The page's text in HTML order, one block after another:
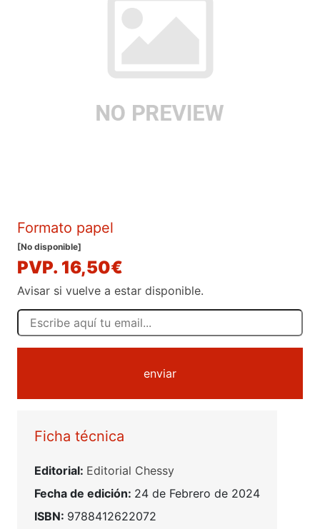
Formato papel
[No disponible]
PVP. 16,50€
Avisar si vuelve a estar disponible.
enviar
Ficha técnica
Editorial: Editorial Chessy
Fecha de edición: 24 de Febrero de 2024
ISBN: 9788412622072